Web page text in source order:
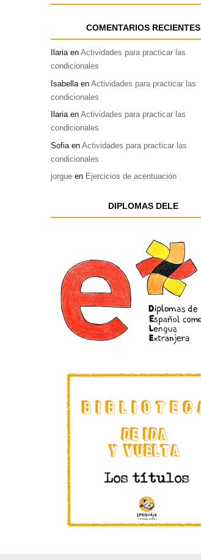
COMENTARIOS RECIENTES
IlariaenActividades para practicar las
condicionales
Isabella enActividades para practicar las
condicionales
IlariaenActividades para practicar las
condicionales
Sofia enActividades para practicar las
condicionales
jorgue en Ejercicios de acentuación
DIPLOMAS DELE